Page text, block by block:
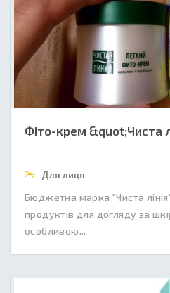
Фіто-крем &quot;Чиста
Для лиця
Бюджетна марка "Чиста
продуктів для догляду за
особливою...